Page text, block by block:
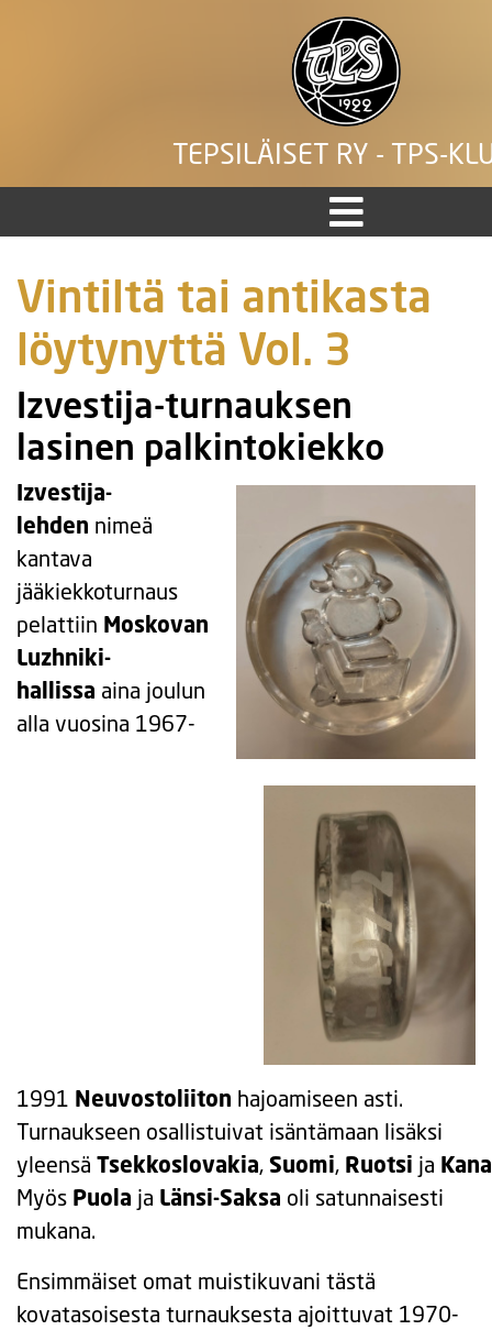
TEPSILÄISET RY - TPS-
Vintiltä tai antikasta
löytynyttä Vol. 3
Izvestija-turnauksen
lasinen palkintokiekko
Izvestija-
lehden nimeä
kantava
jääkiekkoturnaus
pelattiin Moskovan
Luzhniki-
hallissa aina joulun
alla vuosina 1967-
1991 Neuvostoliiton hajoamiseen asti.
Turnaukseen osallistuivat isäntämaan lisäksi
yleensä Tsekkoslovakia,Suomi, Ruotsi ja
Myös Puola ja Länsi-Saksa oli satunnaisesti
mukana.
Ensimmäiset omat muistikuvani tästä
kovatasoisesta turnauksesta ajoittuvat 1970-